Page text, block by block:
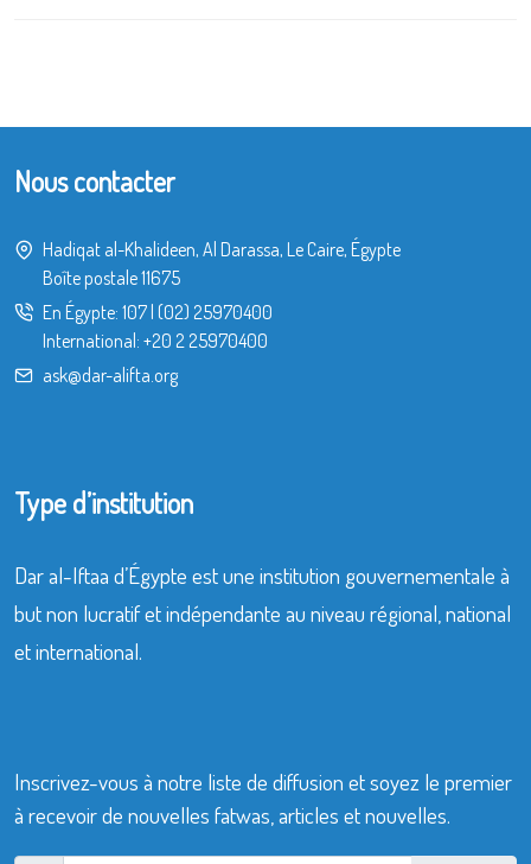
Nous contacter
Hadiqat al-Khalideen, Al Darassa, Le Caire, Égypte
Boîte postale 11675
En Égypte: 107 (02) 25970400
International: +20 2 25970400
ask@dar-alifta.org
Type d’institution
Dar al-Iftaa d’Égypte est une institution gouvernementale à
but non lucratif et indépendante au niveau régional, national
et international.
Inscrivez-vous à notre liste de diffusion et soyez le premier
à recevoir de nouvelles fatwas, articles et nouvelles.